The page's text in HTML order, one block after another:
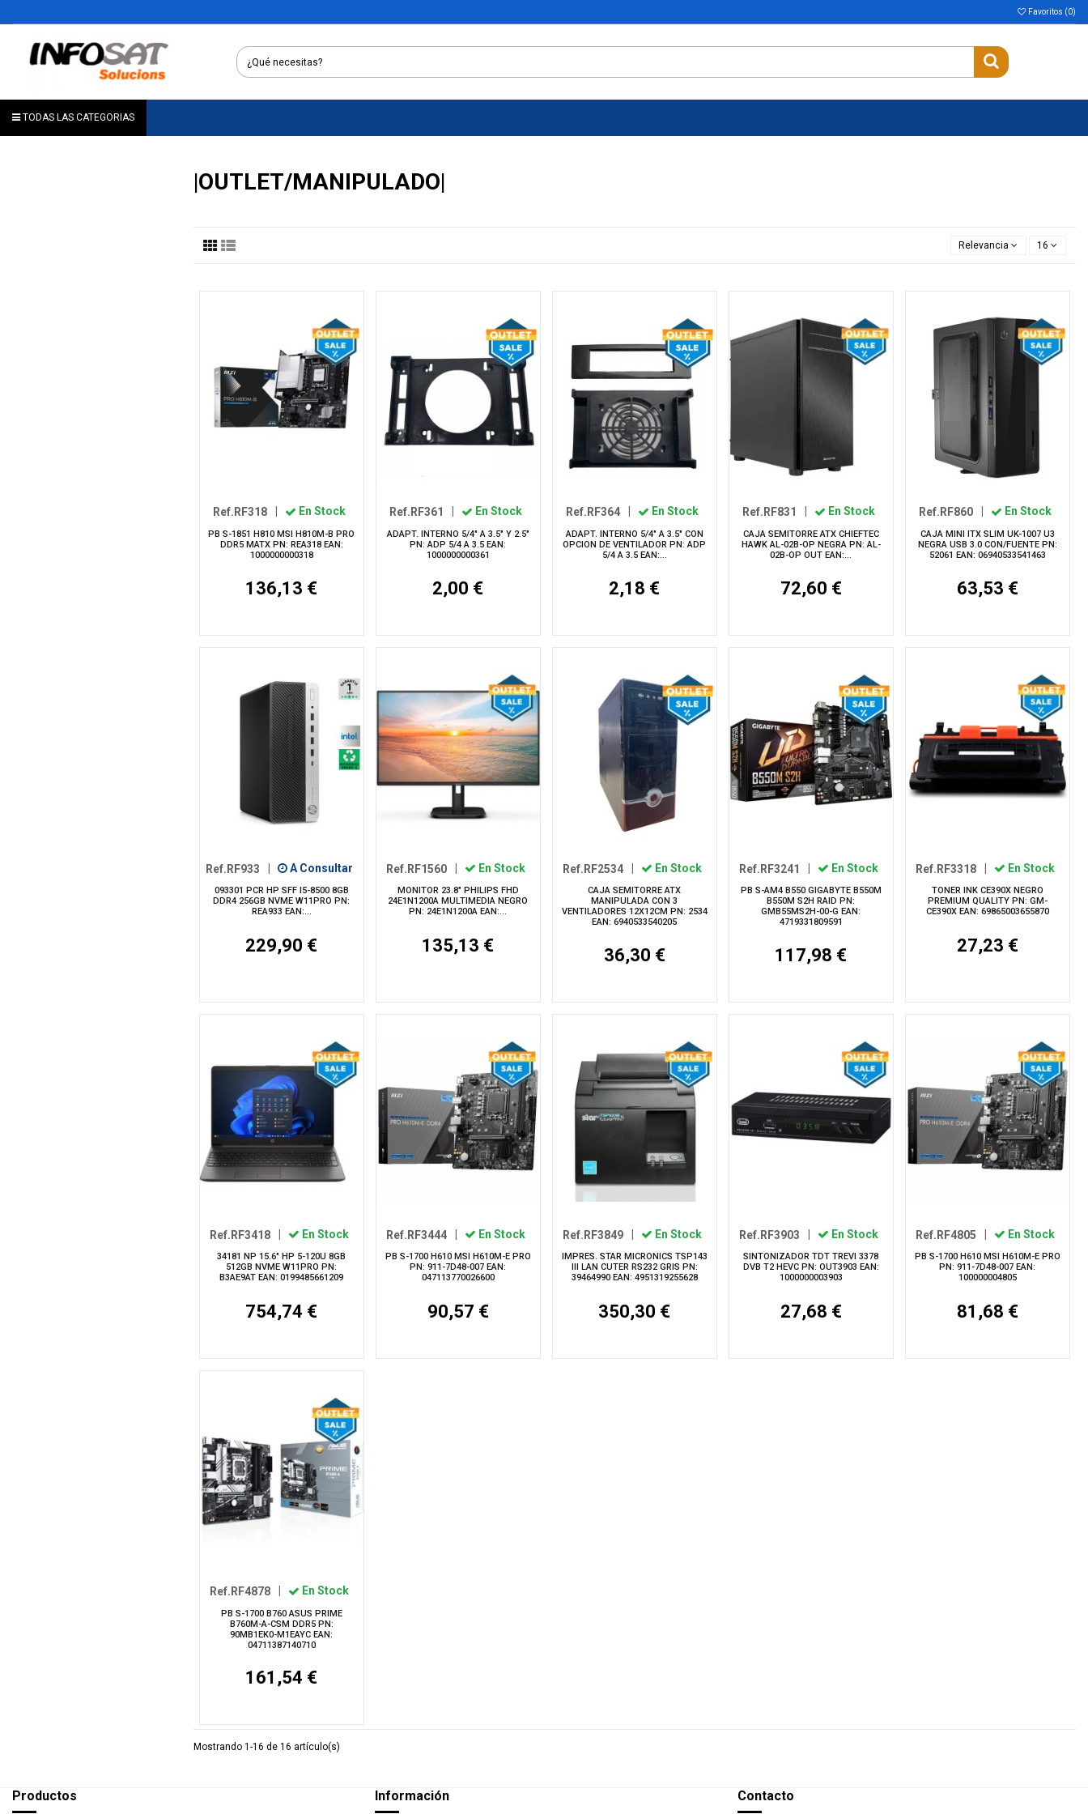
Favoritos (0)
TODAS LAS CATEGORIAS
|OUTLET/MANIPULADO|
Relevancia 16
Ref.RF318 En Stock
PB S-1851 H810 MSI H810M-B PRO
DDR5 MATX PN: REA318 EAN:
1000000000318
136,13 €
Ref.RF361 En Stock
ADAPT. INTERNO 5/4" A 3.5" Y 2.5"
PN: ADP 5/4 A 3.5 EAN:
1000000000361
2,00 €
Ref.RF364 En Stock
ADAPT. INTERNO 5/4" A 3.5" CON
OPCION DE VENTILADOR PN: ADP
5/4 A 3.5 EAN:...
2,18 €
Ref.RF831 En Stock
CAJA SEMITORRE ATX CHIEFTEC
HAWK AL-02B-OP NEGRA PN: AL-
02B-OP OUT EAN:...
72,60 €
Ref.RF860 En Stock
CAJA MINI ITX SLIM UK-1007 U3
NEGRA USB 3.0 CON/FUENTE PN:
52061 EAN: 06940533541463
63,53 €
Ref.RF933 A Consultar
093301 PCR HP SFF I5-8500 8GB
DDR4 256GB NVME W11PRO PN:
REA933 EAN:...
229,90 €
Ref.RF1560 En Stock
MONITOR 23.8" PHILIPS FHD
24E1N1200A MULTIMEDIA NEGRO
PN: 24E1N1200A EAN:...
135,13 €
Ref.RF2534 En Stock
CAJA SEMITORRE ATX
MANIPULADA CON 3
VENTILADORES 12X12CM PN: 2534
EAN: 6940533540205
36,30 €
Ref.RF3241 En Stock
PB S-AM4 B550 GIGABYTE B550M
B550M S2H RAID PN:
GMB55MS2H-00-G EAN:
4719331809591
117,98 €
Ref.RF3318 En Stock
TONER INK CE390X NEGRO
PREMIUM QUALITY PN: GM-
CE390X EAN: 69865003655870
27,23 €
Ref.RF3418 En Stock
34181 NP 15.6" HP 5-120U 8GB
512GB NVME W11PRO PN:
B3AE9AT EAN: 0199485661209
754,74 €
Ref.RF3444 En Stock
PB S-1700 H610 MSI H610M-E PRO
PN: 911-7D48-007 EAN:
047113770026600
90,57 €
Ref.RF3849 En Stock
IMPRES. STAR MICRONICS TSP143
III LAN CUTER RS232 GRIS PN:
39464990 EAN: 4951319255628
350,30 €
Ref.RF3903 En Stock
SINTONIZADOR TDT TREVI 3378
DVB T2 HEVC PN: OUT3903 EAN:
1000000003903
27,68 €
Ref.RF4805 En Stock
PB S-1700 H610 MSI H610M-E PRO
PN: 911-7D48-007 EAN:
100000004805
81,68 €
Ref.RF4878 En Stock
PB S-1700 B760 ASUS PRIME
B760M-A-CSM DDR5 PN:
90MB1EK0-M1EAYC EAN:
04711387140710
161,54 €
Mostrando 1-16 de 16 artículo(s)
Productos Información Contacto